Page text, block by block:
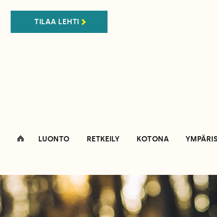
TILAA LEHTI
LUONTO RETKEILY KOTONA